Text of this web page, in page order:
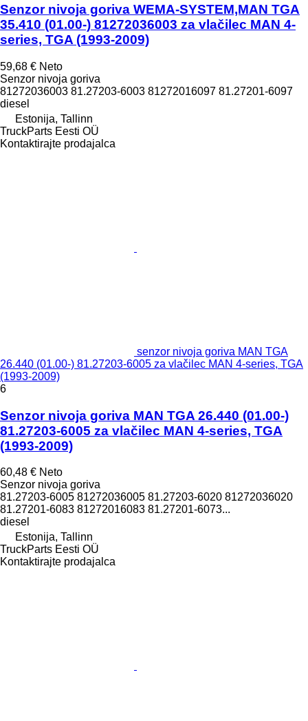
Senzor nivoja goriva WEMA-SYSTEM,MAN TGA
35.410 (01.00-) 81272036003 za vlačilec MAN 4-
series, TGA (1993-2009)
59,68 € Neto
Senzor nivoja goriva
81272036003 81.27203-6003 81272016097 81.27201-6097
diesel
Estonija, Tallinn
TruckParts Eesti OÜ
Kontaktirajte prodajalca
senzor nivoja goriva MAN TGA
26.440 (01.00-) 81.27203-6005 za vlačilec MAN 4-series, TGA
(1993-2009)
6
Senzor nivoja goriva MAN TGA 26.440 (01.00-)
81.27203-6005 za vlačilec MAN 4-series, TGA
(1993-2009)
60,48 € Neto
Senzor nivoja goriva
81.27203-6005 81272036005 81.27203-6020 81272036020
81.27201-6083 81272016083 81.27201-6073...
diesel
Estonija, Tallinn
TruckParts Eesti OÜ
Kontaktirajte prodajalca